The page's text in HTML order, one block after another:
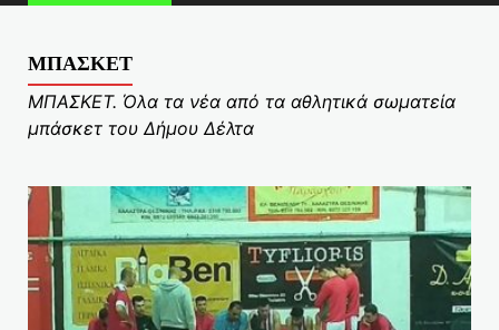
ΜΠΑΣΚΕΤ
ΜΠΑΣΚΕΤ. Όλα τα νέα από τα αθλητικά σωματεία
μπάσκετ του Δήμου Δέλτα